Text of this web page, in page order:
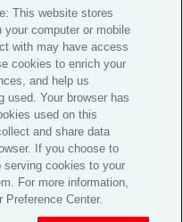
This website stores
computer or mobile
with may have access
cookies to enrich your
and help us
used. Your browser has
used on this
and share data
If you choose to
cookies to your
For more information,
Preference Center.